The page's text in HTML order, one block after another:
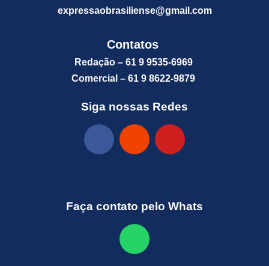
expressaobrasiliense@gmail.com
Contatos
Redação – 61 9 9535-6969
Comercial – 61 9 8622-9879
Siga nossas Redes
Faça contato pelo Whats